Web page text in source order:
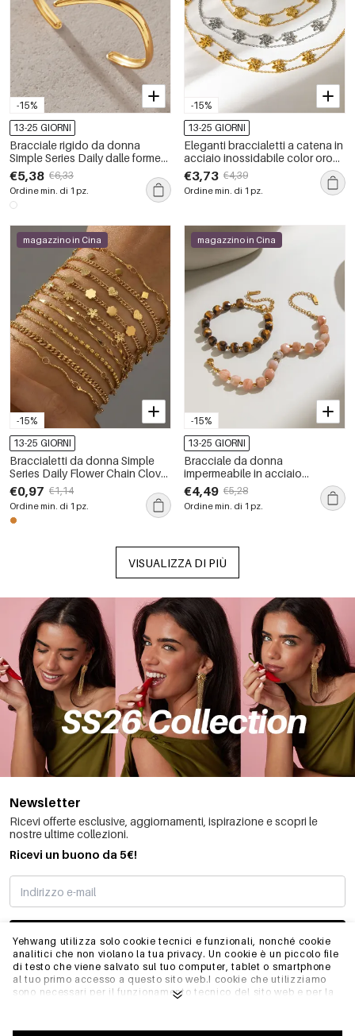
Yehwang utilizza solo cookie tecnici e funzionali, nonché cookie
analitici che non violano la tua privacy. Un cookie è un piccolo file
di testo che viene salvato sul tuo computer, tablet o smartphone
al tuo primo accesso a questo sito web.I cookie che utilizziamo
sono necessari per il funzionamento tecnico del sito web e per la
permettono anche di ottimizzare il nostro sito web.Per garantire
-15%
13-25 GIORNI
Bracciale rigido da donna
Simple Series Daily dalle forme
irregolari, in acciaio inossidabile
impermeabile color oro con
zirconi.
€5,38 €6,33
Ordine min. di 1 pz.
-15%
13-25 GIORNI
Eleganti braccialetti a catena in
acciaio inossidabile color oro
con motivo floreale,
impermeabili.
€3,73 €4,39
Ordine min. di 1 pz.
-15%
magazzino in Cina
13-25 GIORNI
Braccialetti da donna Simple
Series Daily Flower Chain Clover
in acciaio inossidabile
impermeabile color oro
€0,97 €1,14
Ordine min. di 1 pz.
-15%
magazzino in Cina
13-25 GIORNI
Bracciale da donna
impermeabile in acciaio
inossidabile con perline di
ametista e pietre naturali.
€4,49 €5,28
Ordine min. di 1 pz.
VISUALIZZA DI PIÙ
Newsletter
Ricevi offerte esclusive, aggiornamenti, ispirazione e scopri le
nostre ultime collezioni.
Ricevi un buono da 5€!
MI STO REGISTRANDO
INFO